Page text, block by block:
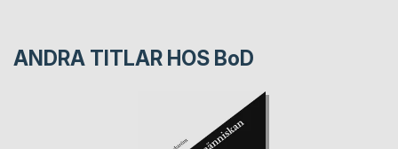
ANDRA TITLAR HOS BoD